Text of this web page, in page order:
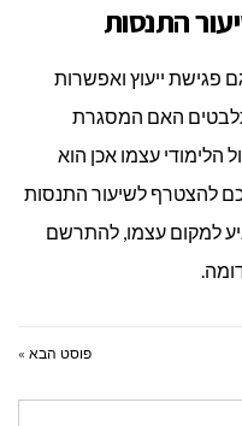
התנסות
פגישת ייעוץ ואפשרות
האם המסגרת
עצמו אכן הוא
להצטרף לשיעור התנסות
למקום עצמו, להתרשם
פוסט הבא »